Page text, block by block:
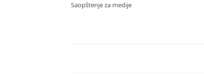
Saopštenje za medije